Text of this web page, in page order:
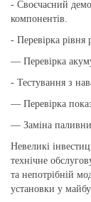
- Своєчасний
компонентів.
- Перевірка рівня
— Перевірка
- Тестування з
— Перевірка
— Заміна
Невеликі
технічне
та непотрібній
установки у